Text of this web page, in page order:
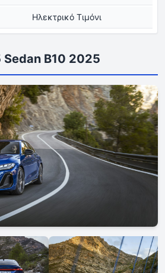
Ηλεκτρικό Τιμόνι
Sedan B10 2025